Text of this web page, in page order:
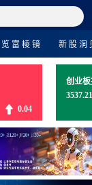
览富棱镜 新股洞
0.04
创业
3537.21